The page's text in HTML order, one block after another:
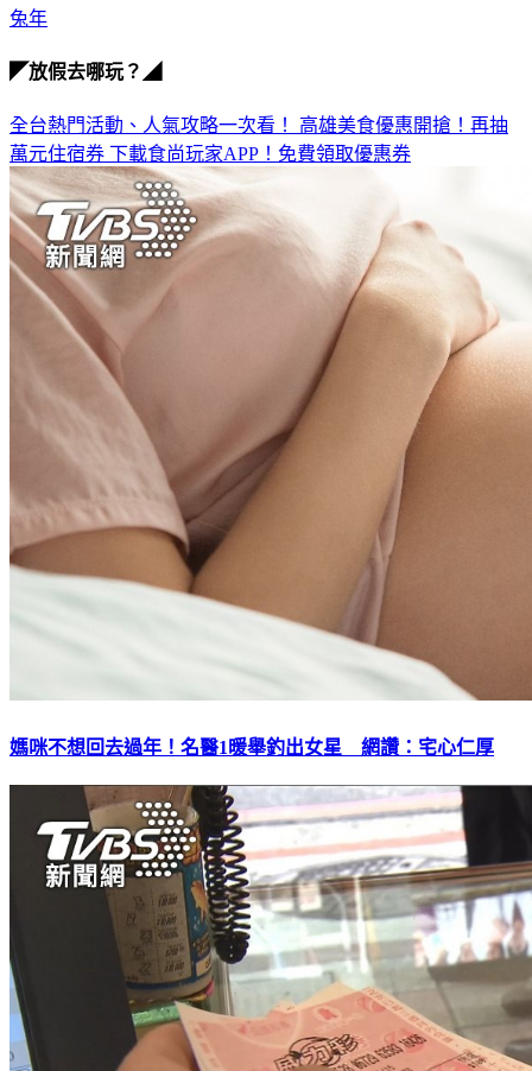
兔年
◤放假去哪玩？◢
全台熱門活動、人氣攻略一次看！ 高雄美食優惠開搶！再抽
萬元住宿券 下載食尚玩家APP！免費領取優惠券
媽咪不想回去過年！名醫1暖舉釣出女星 網讚：宅心仁厚